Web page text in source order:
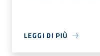
LEGGI DI PIÙ